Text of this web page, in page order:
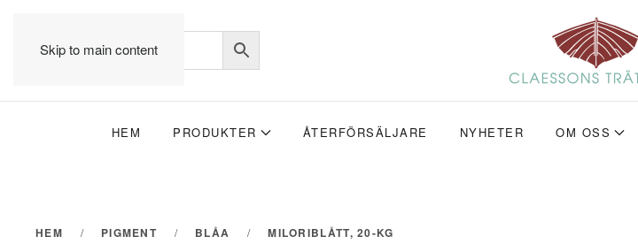
Skip to main content
HEM PRODUKTER ÅTERFÖRSÄLJARE NYHETER OM OSS
HEM PIGMENT BLÅA MILORIBLÅTT, 20-KG